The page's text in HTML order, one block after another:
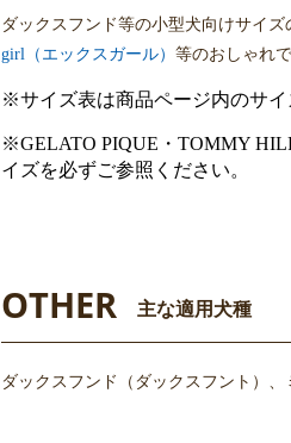
ダックスフンド等の小型犬向けサイズ
girl（エックスガール） 等のおしゃれ
※サイズ表は商品ページ内のサイ
※GELATO PIQUE・TOMMY
イズを必ずご参照ください。
OTHER 主な適用犬種
ダックスフンド（ダックスフント）